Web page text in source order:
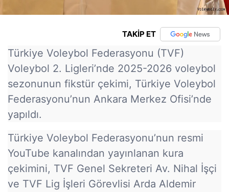
TAKİP ET
Türkiye Voleybol Federasyonu (TVF)
Voleybol 2. Ligleri’nde 2025-2026 voleybol
sezonunun fikstür çekimi, Türkiye Voleybol
Federasyonu’nun Ankara Merkez Ofisi’nde
yapıldı.
Türkiye Voleybol Federasyonu’nun resmi
YouTube kanalından yayınlanan kura
çekimini, TVF Genel Sekreteri Av. Nihal İşçi
ve TVF Lig İşleri Görevlisi Arda Aldemir